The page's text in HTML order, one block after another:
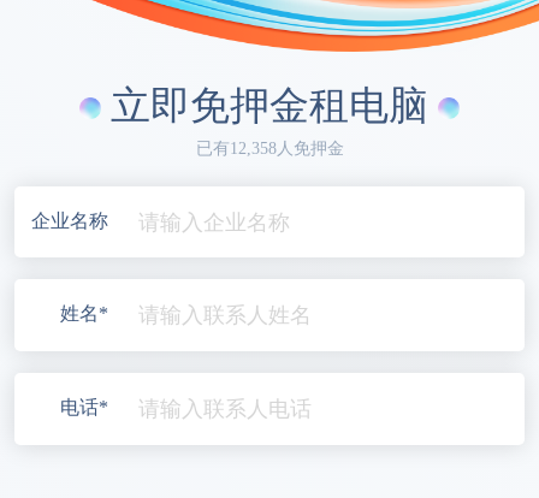
立即免押金租电脑
已有12,358人免押金
企业名称
姓名*
电话*